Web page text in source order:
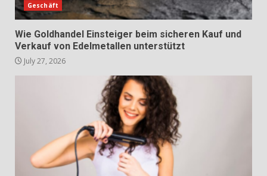
Geschäft
Wie Goldhandel Einsteiger beim sicheren Kauf und
Verkauf von Edelmetallen unterstützt
July 27, 2026